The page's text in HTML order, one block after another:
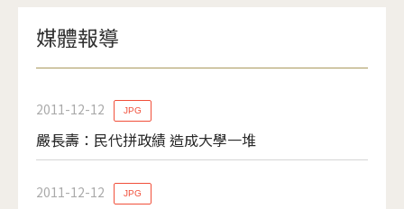
媒體報導
2011-12-12
嚴長壽：民代拼政績 造成大學一堆
JPG
2011-12-12 JPG